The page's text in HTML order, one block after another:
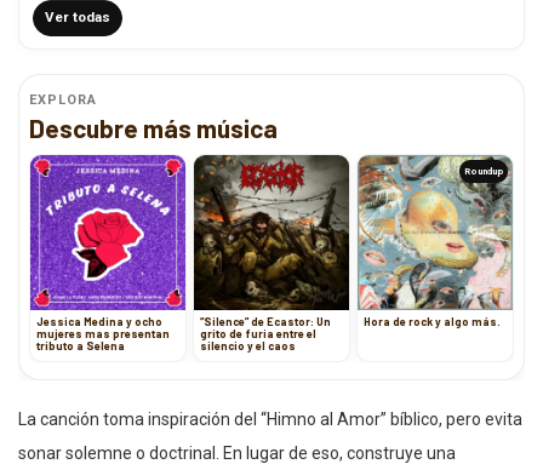
Ver todas
EXPLORA
Descubre más música
Jessica Medina y ocho
mujeres mas presentan
tributo a Selena
“Silence” de Ecastor: Un
grito de furia entre el
silencio y el caos
Roundup
Hora de rock y algo más.
La canción toma inspiración del “Himno al Amor” bíblico, pero evita
sonar solemne o doctrinal. En lugar de eso, construye una